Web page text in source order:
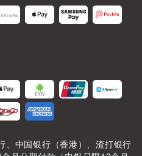
、中国银行（香港）、渣打银行